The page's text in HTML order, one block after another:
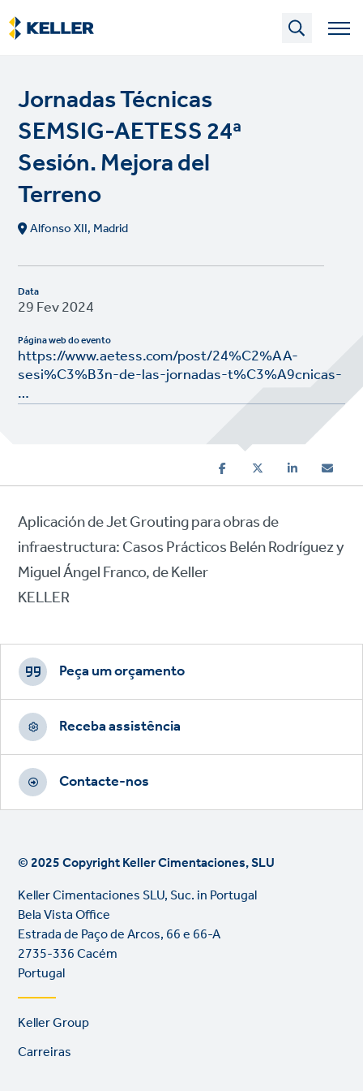
Skip
to
main
Jornadas Técnicas
SEMSIG-AETESS 24ª
Sesión. Mejora del
Terreno
Alfonso XII, Madrid
Data
29 Fev 2024
Página web do evento
https://www.aetess.com/post/24%C2%AA-
sesi%C3%B3n-de-las-jornadas-t%C3%A9cnicas-
…
Aplicación de Jet Grouting para obras de
infraestructura: Casos Prácticos Belén Rodríguez y
Miguel Ángel Franco, de Keller
KELLER
Footer
CTAs
Peça um orçamento
Receba assistência
Contacte-nos
© 2025 Copyright Keller Cimentaciones, SLU
Keller Cimentaciones SLU, Suc. in Portugal
Bela Vista Office
Estrada de Paço de Arcos, 66 e 66-A
2735-336 Cacém
Portugal
Footer
Keller Group
Carreiras